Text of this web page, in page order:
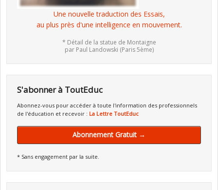
Une nouvelle traduction des Essais,
au plus près d'une intelligence en mouvement.
* Détail de la statue de Montaigne
par Paul Landowski (Paris 5ème)
S'abonner à ToutEduc
Abonnez-vous pour accéder à toute l'information des professionnels
de l'éducation et recevoir : La Lettre ToutEduc
Abonnement Gratuit →
* Sans engagement par la suite.